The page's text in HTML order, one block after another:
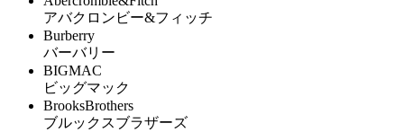
アバクロンビー&フィッチ
Burberry
バーバリー
BIGMAC
ビッグマック
BrooksBrothers
ブルックスブラザーズ